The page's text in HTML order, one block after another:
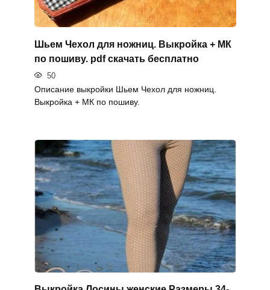
Шьем Чехол для ножниц. Выкройка + МК
по пошиву. pdf скачать бесплатно
50
Описание выкройки Шьем Чехол для ножниц.
Выкройка + МК по пошиву.